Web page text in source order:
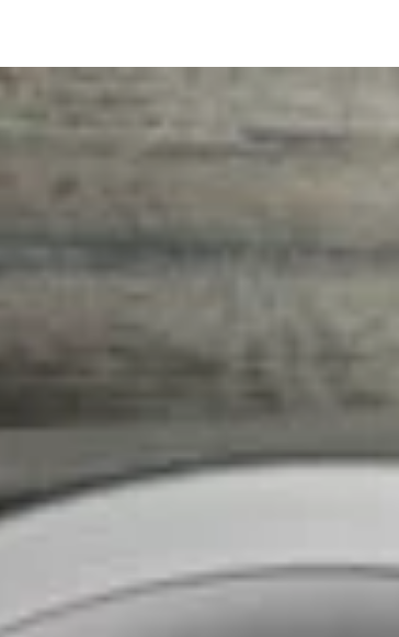
niezawodny system alarmowy
biura?
wyboru idealnego systemu
do biura, który pomoże Ci
Twoją firmę przed
Jak
domowi
Poznaj